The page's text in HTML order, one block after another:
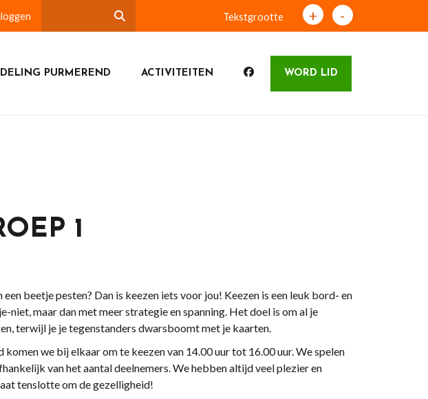
Tekstgrootte + -
PURMEREND ACTIVITEITEN WORD LID
1
beetje pesten? Dan is keezen iets voor jou! Keezen is een leuk bord- en
maar dan met meer strategie en spanning. Het doel is om al je
terwijl je je tegenstanders dwarsboomt met je kaarten.
komen we bij elkaar om te keezen van 14.00 uur tot 16.00 uur. We spelen
van het aantal deelnemers. We hebben altijd veel plezier en
tenslotte om de gezelligheid!